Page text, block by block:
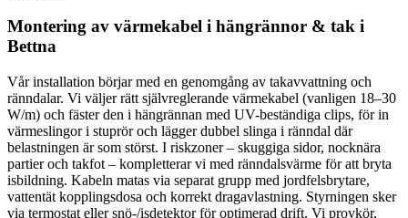
Montering av värmekabel i hängrännor & tak i
Bettna
Vår installation börjar med en genomgång av takavvattning och
ränndalar. Vi väljer rätt självreglerande värmekabel (vanligen 18–30
W/m) och fäster den i hängrännan med UV-beständiga clips, för in
värmeslingor i stuprör och lägger dubbel slinga i ränndal där
belastningen är som störst. I riskzoner – skuggiga sidor, nocknära
partier och takfot – kompletterar vi med ränndalsvärme för att bryta
isbildning. Kabeln matas via separat grupp med jordfelsbrytare,
vattentät kopplingsdosa och korrekt dragavlastning. Styrningen sker
via termostat eller snö-/isdetektor för optimerad drift. Vi provkör,